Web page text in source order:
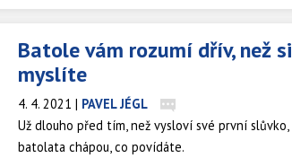
Batole vám rozumí dřív, než si
myslíte
4. 4. 2021 | PAVEL JÉGL
Už dlouho před tím, než vysloví své první slůvko,
batolata chápou, co povídáte.